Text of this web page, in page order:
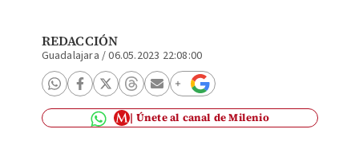
REDACCIÓN
Guadalajara /06.05.2023 22:08:00
Únete al canal de Milenio